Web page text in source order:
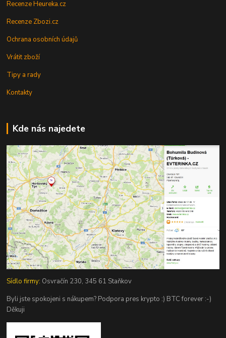
Recenze Heureka.cz
Recenze Zbozi.cz
Ochrana osobních údajů
Vrátit zboží
Tipy a rady
Kontakty
Kde nás najedete
Sídlo firmy: Osvračín 230, 345 61 Staňkov
Byli jste spokojeni s nákupem? Podpora pres krypto :) BTC forever :-)
Děkuji